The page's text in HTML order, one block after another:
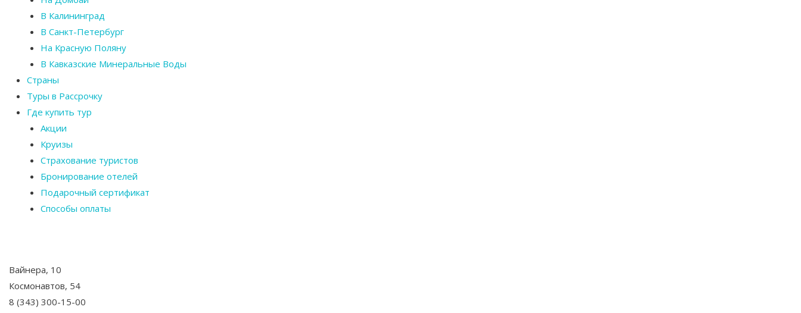
В Калининград
В Санкт-Петербург
На Красную Поляну
В Кавказские Минеральные Воды
Страны
Туры в Рассрочку
Где купить тур
Акции
Круизы
Страхование туристов
Бронирование отелей
Подарочный сертификат
Способы оплаты
Вайнера, 10
Космонавтов, 54
8 (343) 300-15-00